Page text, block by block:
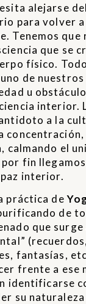
alejarse
para volver
Tenemos que
que se
físico.
de
u
interior.
a la
calmando el
fin
interior.
práctica de
de
que surge
fantasías,
frente a ese
identificarse
su